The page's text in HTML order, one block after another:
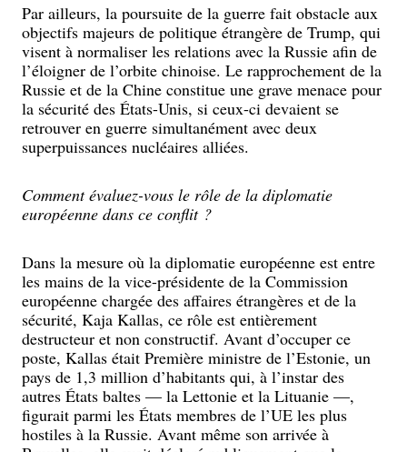
Par ailleurs, la poursuite de la guerre fait obstacle aux
objectifs majeurs de politique étrangère de Trump, qui
visent à normaliser les relations avec la Russie afin de
l’éloigner de l’orbite chinoise. Le rapprochement de la
Russie et de la Chine constitue une grave menace pour
la sécurité des États-Unis, si ceux-ci devaient se
retrouver en guerre simultanément avec deux
superpuissances nucléaires alliées.
Comment évaluez-vous le rôle de la diplomatie
européenne dans ce conflit ?
Dans la mesure où la diplomatie européenne est entre
les mains de la vice-présidente de la Commission
européenne chargée des affaires étrangères et de la
sécurité, Kaja Kallas, ce rôle est entièrement
destructeur et non constructif. Avant d’occuper ce
poste, Kallas était Première ministre de l’Estonie, un
pays de 1,3 million d’habitants qui, à l’instar des
autres États baltes — la Lettonie et la Lituanie —,
figurait parmi les États membres de l’UE les plus
hostiles à la Russie. Avant même son arrivée à